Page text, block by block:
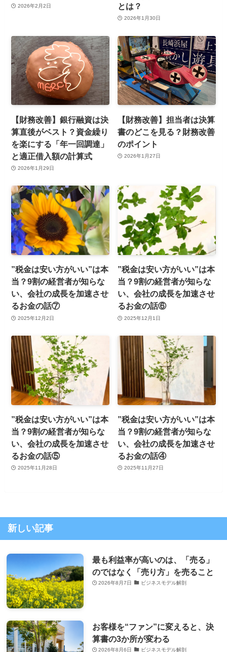
2026年2月2日
とは？
2026年1月30日
【財務改善】銀行融資は決
算直後がベスト？資金繰り
を楽にする「年一回調達」
と適正借入額の計算式
2026年1月29日
【財務改善】担当者は決算
書のどこを見る？財務改善
のポイント
2026年1月27日
”税金は安い方がいい”は本
当？9割の経営者が知らな
い、会社の成長を加速させ
るお金の話⑦
2025年12月2日
”税金は安い方がいい”は本
当？9割の経営者が知らな
い、会社の成長を加速させ
るお金の話⑥
2025年12月1日
”税金は安い方がいい”は本
当？9割の経営者が知らな
い、会社の成長を加速させ
るお金の話⑤
2025年11月28日
”税金は安い方がいい”は本
当？9割の経営者が知らな
い、会社の成長を加速させ
るお金の話④
2025年11月27日
新しい記事
最も利益率が高いのは、「売る」
のではなく「売り方」を売ること
2026年8月7日 ビジネスモデル解剖
お客様を“ファン”に変えると、決
算書の3か所が変わる
2026年8月6日 ビジネスモデル解剖